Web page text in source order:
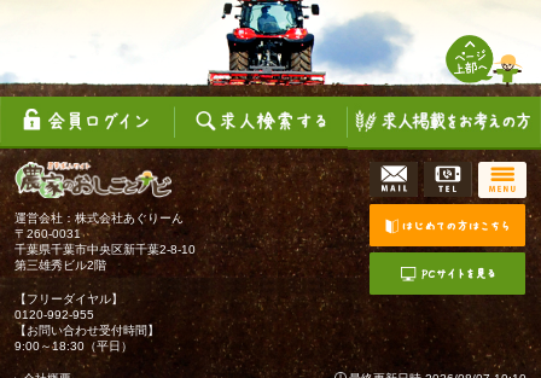
運営会社：株式会社あぐりーん
〒260-0031
千葉県千葉市中央区新千葉2-8-10
第三雄秀ビル2階
【フリーダイヤル】
0120-992-955
【お問い合わせ受付時間】
9:00～18:30（平日）